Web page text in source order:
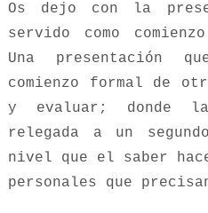
Os dejo con la
servido como
Una presentación
comienzo formal de
y evaluar; donde la
relegada a un
nivel que el saber
personales que